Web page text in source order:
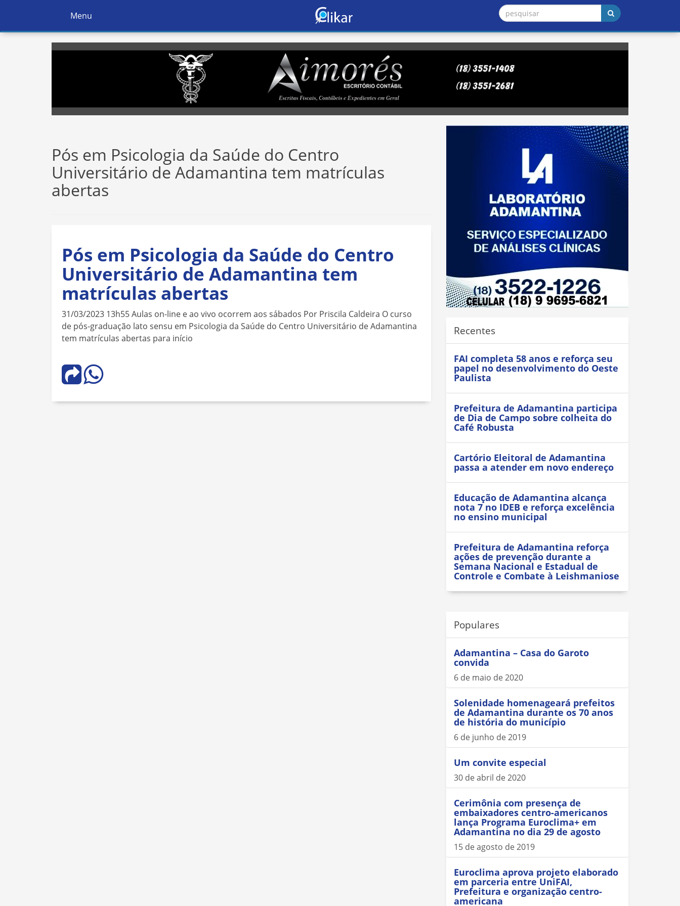
Ativar
Navegação
Menu
Pós em Psicologia da Saúde do Centro
Universitário de Adamantina tem matrículas
abertas
Pós em Psicologia da Saúde do Centro
Universitário de Adamantina tem
matrículas abertas
31/03/2023 13h55 Aulas on-line e ao vivo ocorrem aos sábados Por Priscila Caldeira O curso
de pós-graduação lato sensu em Psicologia da Saúde do Centro Universitário de Adamantina
tem matrículas abertas para início
Recentes
FAI completa 58 anos e reforça seu
papel no desenvolvimento do Oeste
Paulista
Prefeitura de Adamantina participa
de Dia de Campo sobre colheita do
Café Robusta
Cartório Eleitoral de Adamantina
passa a atender em novo endereço
Educação de Adamantina alcança
nota 7 no IDEB e reforça excelência
no ensino municipal
Prefeitura de Adamantina reforça
ações de prevenção durante a
Semana Nacional e Estadual de
Controle e Combate à Leishmaniose
Populares
Adamantina – Casa do Garoto
convida
6 de maio de 2020
Solenidade homenageará prefeitos
de Adamantina durante os 70 anos
de história do município
6 de junho de 2019
Um convite especial
30 de abril de 2020
Cerimônia com presença de
embaixadores centro-americanos
lança Programa Euroclima+ em
Adamantina no dia 29 de agosto
15 de agosto de 2019
Euroclima aprova projeto elaborado
em parceria entre UniFAI,
Prefeitura e organização centro-
americana